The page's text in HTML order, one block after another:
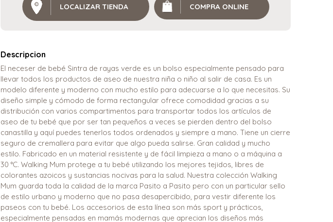
LOCALIZAR TIENDA COMPRA ONLINE
Descripcion
El neceser de bebé Sintra de rayas verde es un bolso especialmente pensado para
llevar todos los productos de aseo de nuestra niña o niño al salir de casa. Es un
modelo diferente y moderno con mucho estilo para adecuarse a lo que necesitas. Su
diseño simple y cómodo de forma rectangular ofrece comodidad gracias a su
distribución con varios compartimentos para transportar todos los artículos de
aseo de tu bebé que por ser tan pequeños a veces se pierden dentro del bolso
canastilla y aquí puedes tenerlos todos ordenados y siempre a mano. Tiene un cierre
seguro de cremallera para evitar que algo pueda salirse. Gran calidad y mucho
estilo. Fabricado en un material resistente y de fácil limpieza a mano o a máquina a
30 °C. Walking Mum protege a tu bebé utilizando los mejores tejidos, libres de
colorantes azoicos y sustancias nocivas para la salud. Nuestra colección Walking
Mum guarda toda la calidad de la marca Pasito a Pasito pero con un particular sello
de estilo urbano y moderno que no pasa desapercibido, para vestir diferente los
paseos con tu bebé. Los accesorios de esta línea son más sport y prácticos,
especialmente pensadas en mamás modernas que aprecian los diseños más